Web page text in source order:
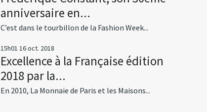
anniversaire en...
C’est dans le tourbillon de la Fashion Week...
15h01 16oct. 2018
Excellence à la Française édition
2018 par la...
En 2010, La Monnaie de Paris et les Maisons...